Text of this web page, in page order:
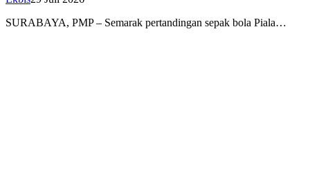
SURABAYA, PMP – Semarak pertandingan sepak bola Piala…